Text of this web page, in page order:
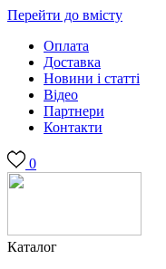
Перейти до вмісту
Оплата
Доставка
Новини і статті
Відео
Партнери
Контакти
0
Каталог